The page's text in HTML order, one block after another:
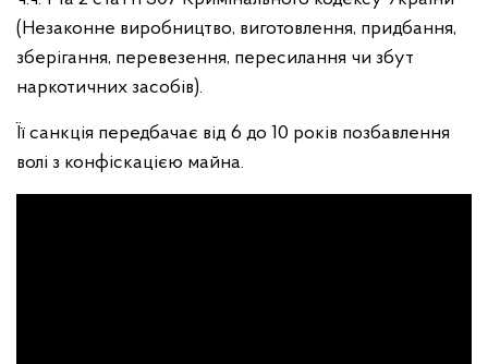
(Незаконне виробництво, виготовлення, придбання,
зберігання, перевезення, пересилання чи збут
наркотичних засобів).
Її санкція передбачає від 6 до 10 років позбавлення
волі з конфіскацією майна.